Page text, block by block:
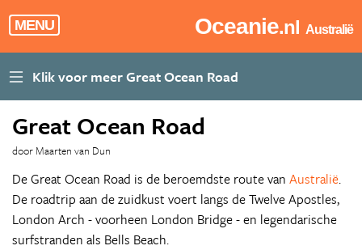
MENU Oceanie.nl Australië
Great Ocean Road
door Maarten van Dun
De Great Ocean Road is de beroemdste route van Australië.
De roadtrip aan de zuidkust voert langs de Twelve Apostles,
London Arch - voorheen London Bridge - en legendarische
surfstranden als Bells Beach.